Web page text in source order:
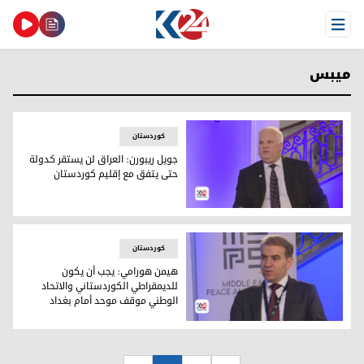
Open Menu
ميبس
جويل ريبورن
کوردستان
جويل ريبورن: العراق لن يستقر كدولة
حتى يتفق مع إقليم كوردستان
هيمن هورامي
کوردستان
هيمن هورامي: يجب أن يكون
للديمقراطي الكوردستاني والاتحاد
الوطني موقف موحد أمام بغداد